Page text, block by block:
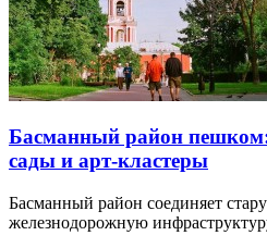
Басманный район
сады и арт-кластеры
Басманный район соединяет
железнодорожную